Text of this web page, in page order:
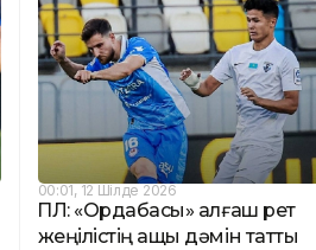
00:01, 12 Шілде 2026
ҚПЛ: «Ордабасы» алғаш рет
жеңілістің ащы дәмін татты